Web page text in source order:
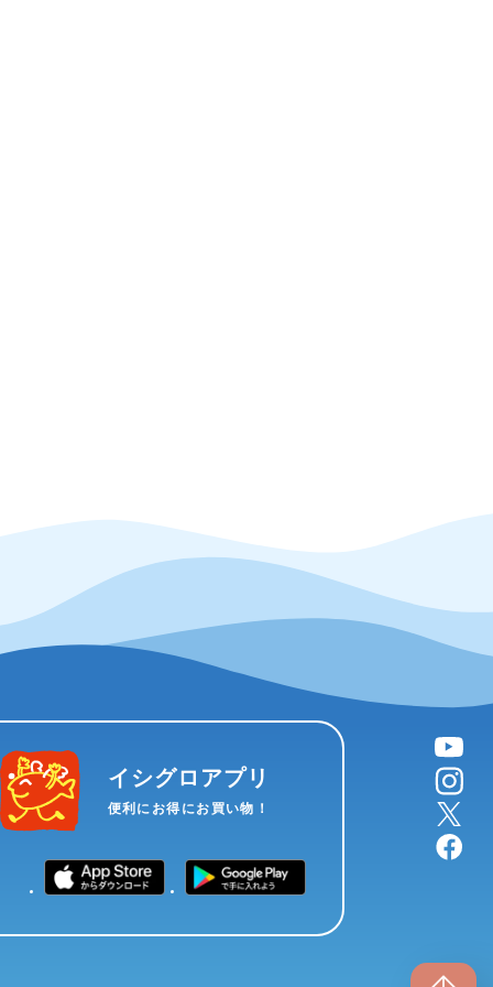
イシグロアプリ
便利にお得にお買い物！
YouTube
instagram
X
facebook